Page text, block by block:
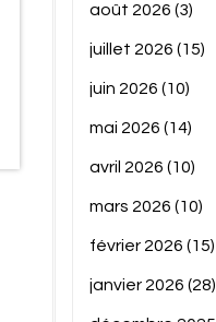
août 2026 (3)
juillet 2026 (15)
juin 2026 (10)
mai 2026 (14)
avril 2026 (10)
mars 2026 (10)
février 2026 (15)
janvier 2026 (28)